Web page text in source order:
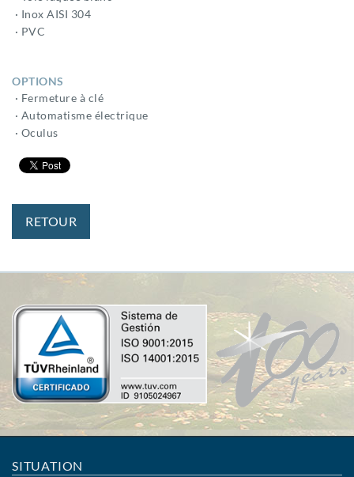
· Inox AISI 304
· PVC
OPTIONS
· Fermeture à clé
· Automatisme électrique
· Oculus
RETOUR
SITUATION